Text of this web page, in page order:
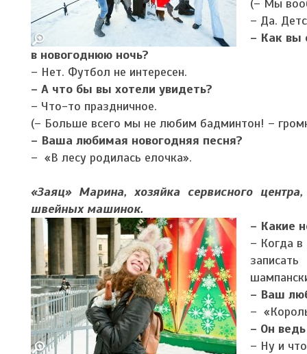
(– Мы
– Да.
– Как вы
в новогоднюю ночь?
– Нет. Футбол не интересен.
– А что бы вы хотели увидеть?
– Что-то праздничное.
(– Больше всего мы не любим бадминтон! –
– Ваша любимая новогодняя песня?
– «В лесу родилась елочка».
«Заяц» Марина, хозяйка сервисного
швейных машинок.
– Какие
– Когда
– Ваш
–
– Он
– Ну и